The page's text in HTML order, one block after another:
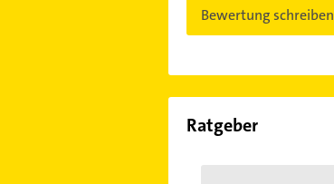
Bewertung schreiben
Ratgeber